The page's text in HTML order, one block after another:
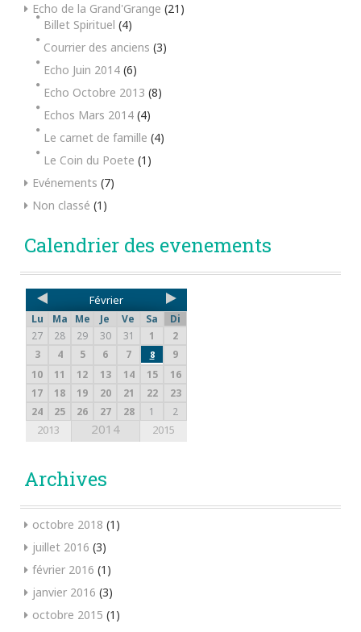
Echo de la Grand'Grange (21)
Billet Spirituel (4)
Courrier des anciens (3)
Echo Juin 2014 (6)
Echo Octobre 2013 (8)
Echos Mars 2014 (4)
Le carnet de famille (4)
Le Coin du Poete (1)
Evénements (7)
Non classé (1)
Calendrier des evenements
Février
Lu Ma Me Je Ve Sa
Di
27
28 29 30 31 1
2
3
4 5 6 7 8
9
10
11 12 13 14 15
16
17
18 19 20 21 22
23
24
25 26 27 28 1 2
2013 2014 2015
Archives
octobre 2018 (1)
juillet 2016 (3)
février 2016 (1)
janvier 2016 (3)
octobre 2015 (1)